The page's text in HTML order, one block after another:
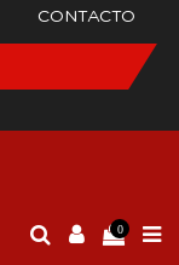
CONTACTO
0